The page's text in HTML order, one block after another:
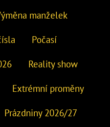
manželek
Počasí
Reality show
Extrémní proměny
Prázdniny 2026/27